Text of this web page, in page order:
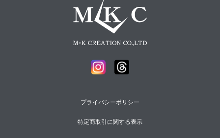
プライバシーポリシー
特定商取引に関する表示